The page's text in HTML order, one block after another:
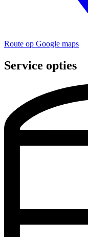
Route op Google maps
Service opties